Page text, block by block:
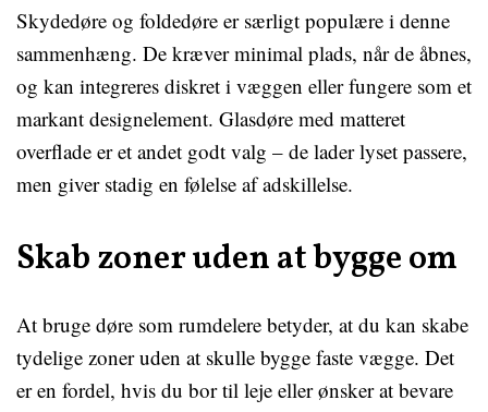
Skydedøre og foldedøre er særligt populære i denne
sammenhæng. De kræver minimal plads, når de åbnes,
og kan integreres diskret i væggen eller fungere som et
markant designelement. Glasdøre med matteret
overflade er et andet godt valg – de lader lyset passere,
men giver stadig en følelse af adskillelse.
Skab zoner uden at bygge om
At bruge døre som rumdelere betyder, at du kan skabe
tydelige zoner uden at skulle bygge faste vægge. Det
er en fordel, hvis du bor til leje eller ønsker at bevare